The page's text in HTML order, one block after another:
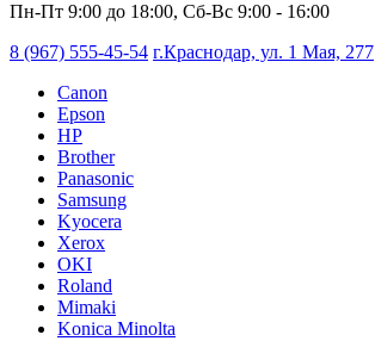
Пн-Пт 9:00 до 18:00, Сб-Вс 9:00 - 16:00
8 (967) 555-45-54 г.Краснодар, ул. 1 Мая, 277
Canon
Epson
HP
Brother
Panasonic
Samsung
Kyocera
Xerox
OKI
Roland
Mimaki
Konica Minolta